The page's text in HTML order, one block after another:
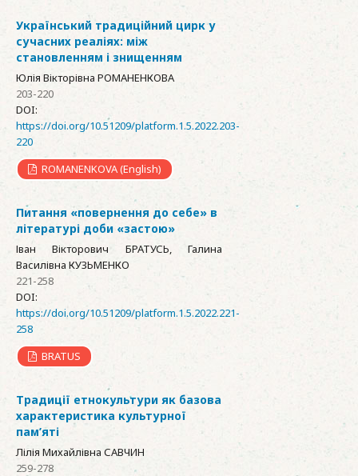
Український традиційний цирк у
сучасних реаліях: між
становленням і знищенням
Юлія Вікторівна РОМАНЕНКОВА
203-220
DOI:
https://doi.org/10.51209/platform.1.5.2022.203-
220
ROMANENKOVA (English)
Питання «повернення до себе» в
літературі доби «застою»
Іван Вікторович БРАТУСЬ, Галина
Василівна КУЗЬМЕНКО
221-258
DOI:
https://doi.org/10.51209/platform.1.5.2022.221-
258
BRATUS
Традиції етнокультури як базова
характеристика культурної
пам’яті
Лілія Михайлівна САВЧИН
259-278